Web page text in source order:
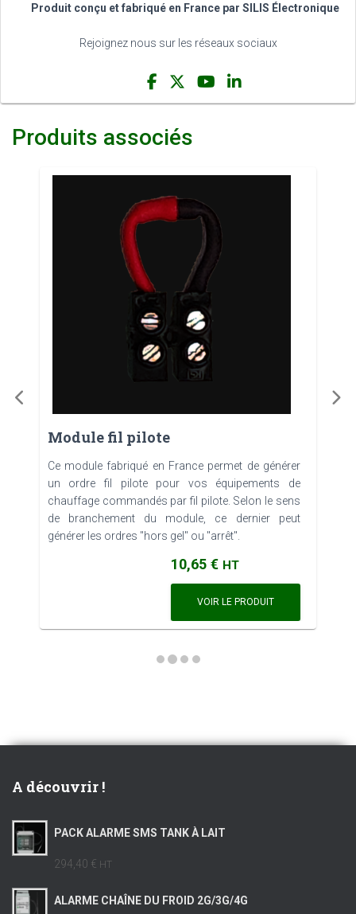
Produit conçu et fabriqué en France par SILIS Électronique
Rejoignez nous sur les réseaux sociaux
Produits associés
Module fil pilote
Ce module fabriqué en France permet de générer
un ordre fil pilote pour vos équipements de
chauffage commandés par fil pilote. Selon le sens
de branchement du module, ce dernier peut
générer les ordres "hors gel" ou "arrêt".
10,65 € HT
VOIR LE PRODUIT
Previous
A découvrir !
PACK ALARME SMS TANK À LAIT
294,40 € HT
ALARME CHAÎNE DU FROID 2G/3G/4G